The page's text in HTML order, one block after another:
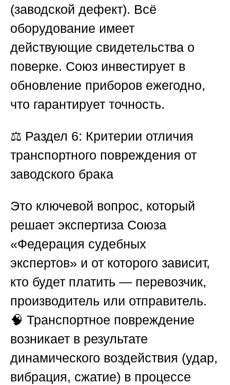
(заводской дефект). Всё
оборудование имеет
действующие свидетельства о
поверке. Союз инвестирует в
обновление приборов ежегодно,
что гарантирует точность.
⚖️ Раздел 6: Критерии отличия
транспортного повреждения от
заводского брака
Это ключевой вопрос, который
решает экспертиза Союза
«Федерация судебных
экспертов» и от которого зависит,
кто будет платить — перевозчик,
производитель или отправитель.
🧠 Транспортное повреждение
возникает в результате
динамического воздействия (удар,
вибрация, сжатие) в процессе